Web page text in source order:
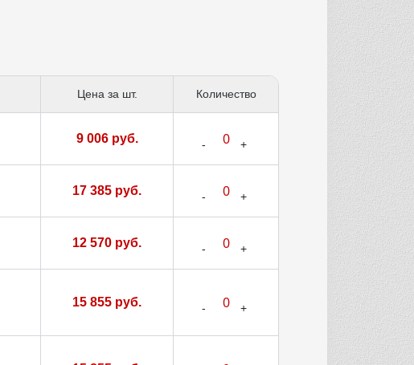
Цена за шт. Количество
9 006 руб.
17 385 руб.
12 570 руб.
15 855 руб.